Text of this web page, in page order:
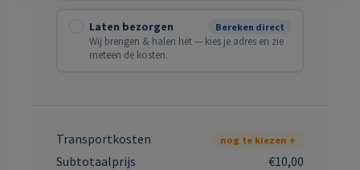
Bereken direct
Laten bezorgen
Wij brengen & halen het — kies je adres en zie
meteen de kosten.
Transportkosten nog te kiezen ↑
Subtotaalprijs
€10,00